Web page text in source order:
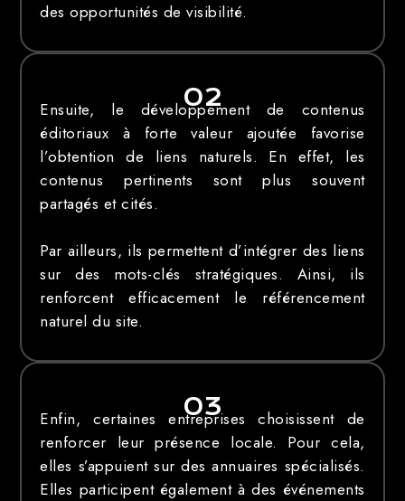
des opportunités de visibilité.
02
Ensuite, le développement de contenus
éditoriaux à forte valeur ajoutée favorise
l’obtention de liens naturels. En effet, les
contenus pertinents sont plus souvent
partagés et cités.
Par ailleurs, ils permettent d’intégrer des liens
sur des mots-clés stratégiques. Ainsi, ils
renforcent efficacement le référencement
naturel du site.
03
Enfin, certaines entreprises choisissent de
renforcer leur présence locale. Pour cela,
elles s’appuient sur des annuaires spécialisés.
Elles participent également à des événements